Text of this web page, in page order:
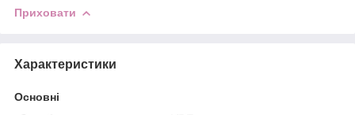
Приховати
Характеристики
Основні